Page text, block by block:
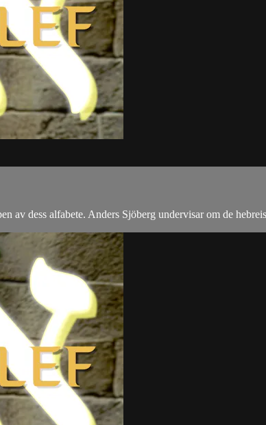
av dess alfabete. Anders Sjöberg undervisar om de